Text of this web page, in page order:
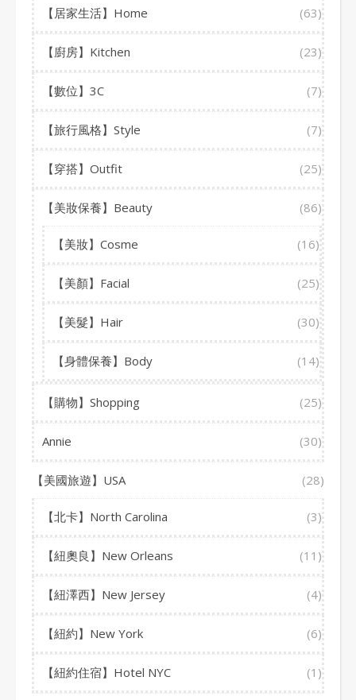
【居家生活】Home (63)
【廚房】Kitchen (23)
【數位】3C (7)
【旅行風格】Style (7)
【穿搭】Outfit (25)
【美妝保養】Beauty (86)
【美妝】Cosme (16)
【美顏】Facial (25)
【美髮】Hair (30)
【身體保養】Body (14)
【購物】Shopping (25)
Annie (30)
【美國旅遊】USA (28)
【北卡】North Carolina (3)
【紐奧良】New Orleans (11)
【紐澤西】New Jersey (4)
【紐約】New York (6)
【紐約住宿】Hotel NYC (1)